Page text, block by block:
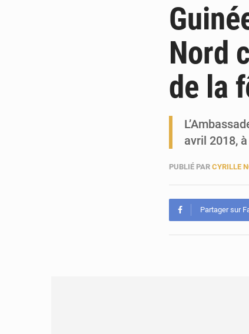
Nord
de la
avril 2018,
PUBLIÉ PAR CYRILLE
Partager sur